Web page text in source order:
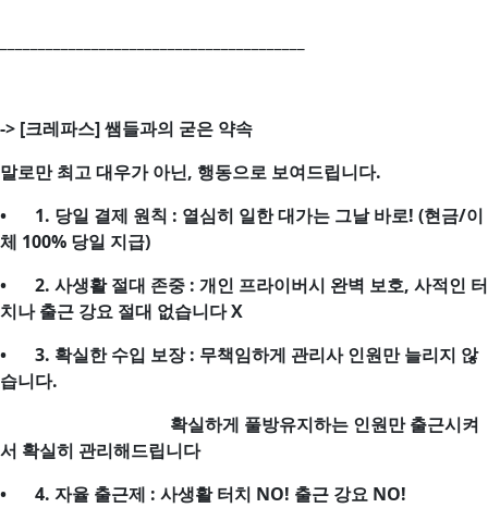
-> [크레파스] 쌤들과의 굳은 약속
말로만 최고 대우가 아닌, 행동으로 보여드립니다.
•
1. 당일 결제 원칙 : 열심히 일한 대가는 그날 바로! (현금/이
체 100% 당일 지급)
•
2. 사생활 절대 존중 : 개인 프라이버시 완벽 보호, 사적인 터
치나 출근 강요 절대 없습니다 X
•
3. 확실한 수입 보장 : 무책임하게 관리사 인원만 늘리지 않
습니다.
확실하게 풀방유지하는 인원만 출근시켜
서 확실히 관리해드립니다
•
4. 자율 출근제 : 사생활 터치 NO! 출근 강요 NO!